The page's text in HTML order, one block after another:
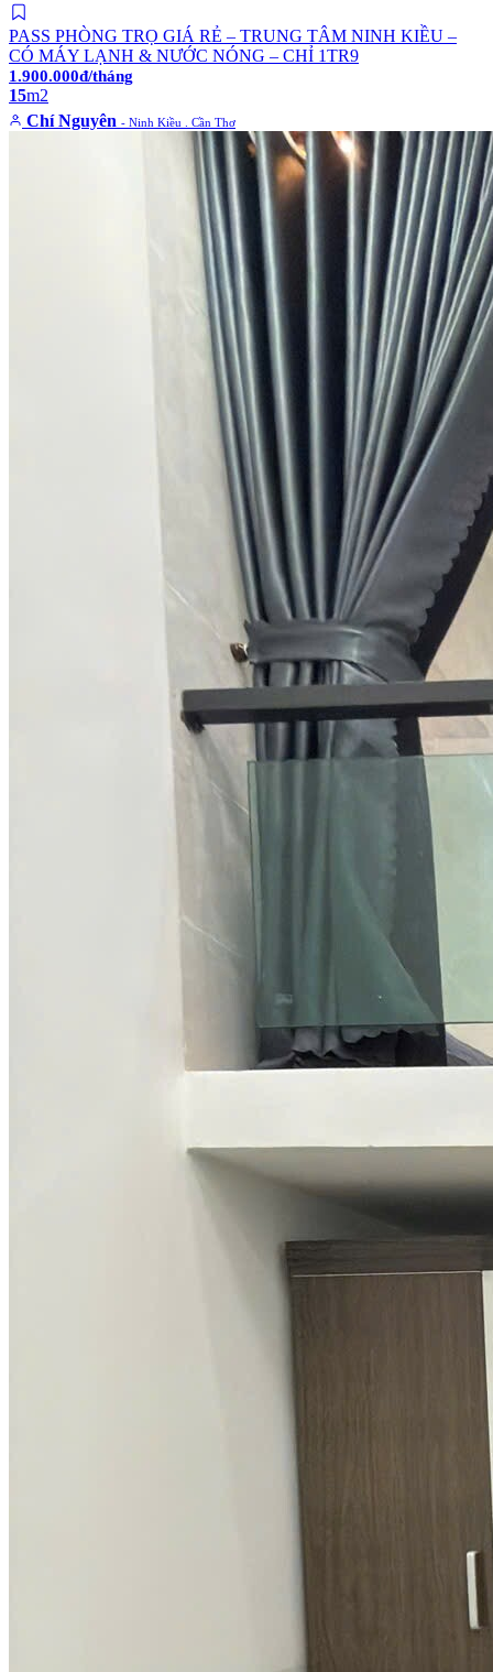
PASS PHÒNG TRỌ GIÁ RẺ – TRUNG TÂM NINH KIỀU –
CÓ MÁY LẠNH & NƯỚC NÓNG – CHỈ 1TR9
1.900.000đ/tháng
15m2
Chí Nguyên - Ninh Kiều . Cần Thơ